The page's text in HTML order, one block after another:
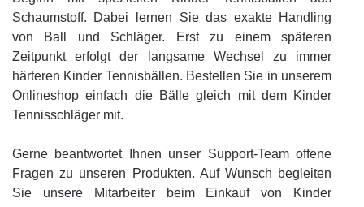
Schaumstoff. Dabei lernen Sie das exakte Handling
von Ball und Schläger. Erst zu einem späteren
Zeitpunkt erfolgt der langsame Wechsel zu immer
härteren Kinder Tennisbällen. Bestellen Sie in unserem
Onlineshop einfach die Bälle gleich mit dem Kinder
Tennisschläger mit.
Gerne beantwortet Ihnen unser Support-Team offene
Fragen zu unseren Produkten. Auf Wunsch begleiten
Sie unsere Mitarbeiter beim Einkauf von Kinder